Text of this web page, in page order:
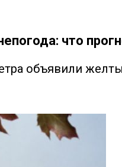
что
объявили